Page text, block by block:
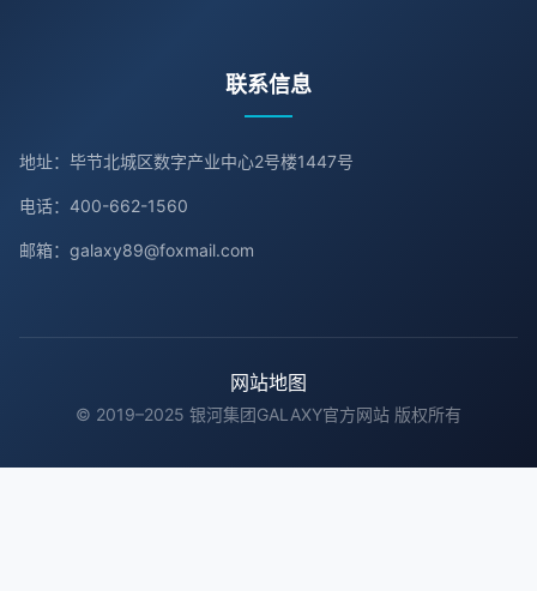
联系信息
地址：毕节北城区数字产业中心2号楼1447号
电话：400-662-1560
邮箱：galaxy89@foxmail.com
网站地图
© 2019–2025 银河集团GALAXY官方网站 版权所有